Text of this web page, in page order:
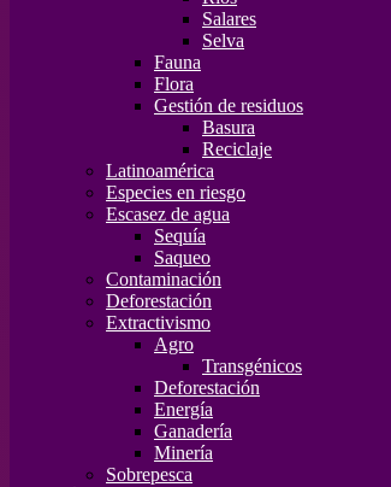
Salares
Selva
Fauna
Flora
Gestión de residuos
Basura
Reciclaje
Latinoamérica
Especies en riesgo
Escasez de agua
Sequía
Saqueo
Contaminación
Deforestación
Extractivismo
Agro
Transgénicos
Deforestación
Energía
Ganadería
Minería
Sobrepesca